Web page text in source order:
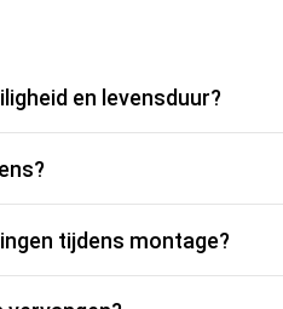
en levensduur?
tijdens montage?